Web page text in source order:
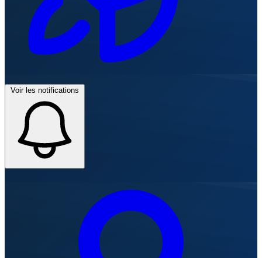
Voir les notifications